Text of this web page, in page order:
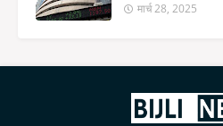
मार्च 28, 2025